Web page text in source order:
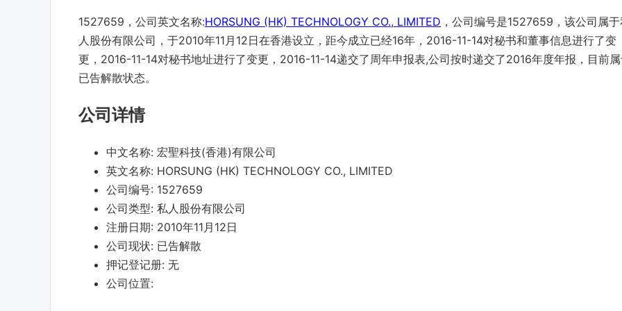
1527659，公司英文名称:HORSUNG (HK) TECHNOLOGY CO., LIMITED ，公司编号是1527659，该公司属
人股份有限公司，于2010年11月12日在香港设立，距今成立已经16年，2016-11-14对秘书和董事信息进行了变
更，2016-11-14对秘书地址进行了变更，2016-11-14递交了周年申报表,公司按时递交了2016年度年报，目前
已告解散状态。
公司详情
中文名称: 宏聖科技(香港)有限公司
英文名称: HORSUNG (HK) TECHNOLOGY CO., LIMITED
公司编号: 1527659
公司类型: 私人股份有限公司
注册日期: 2010年11月12日
公司现状: 已告解散
押记登记册: 无
公司位置: